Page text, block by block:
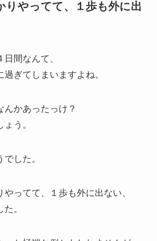
りやってて、１歩も外に出
間なんて、
ぎてしまいますよね。
んかあったっけ？
う。
した。
やってて、１歩も外に出ない、
。